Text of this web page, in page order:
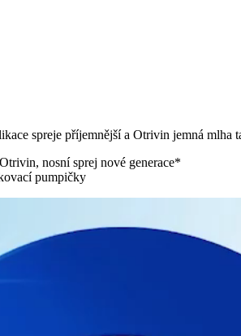
spreje příjemnější a Otrivin jemná
nosní sprej nové generace*
pumpičky